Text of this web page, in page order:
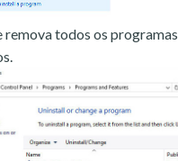
remova todos os programas